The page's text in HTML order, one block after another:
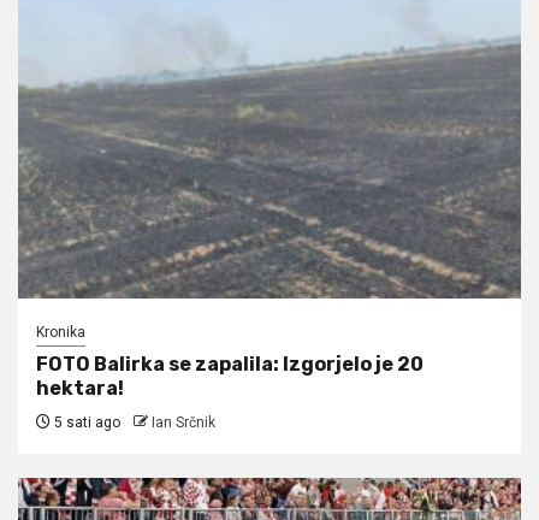
Kronika
FOTO Balirka se zapalila: Izgorjelo je 20
hektara!
5 sati ago Ian Srčnik